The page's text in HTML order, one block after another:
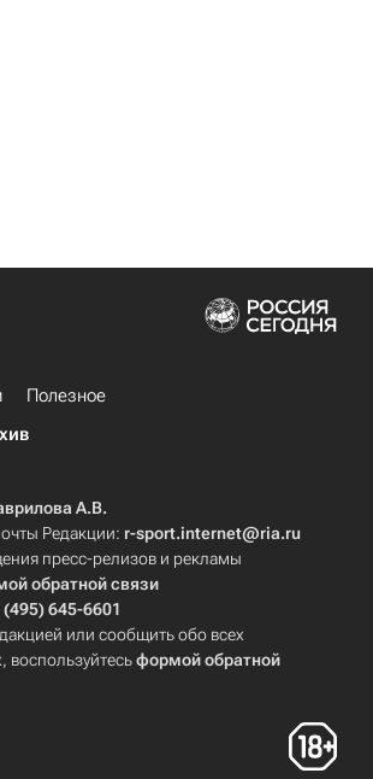
Полезное
А.В.
Редакции: r-sport.internet@ria.ru
пресс-релизов и рекламы
обратной связи
(495) 645-6601
или сообщить обо всех
воспользуйтесьформой обратной